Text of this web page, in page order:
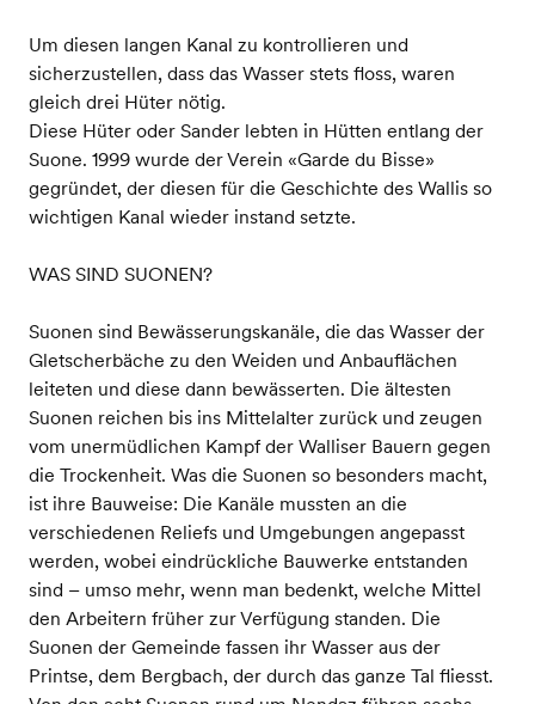
Um diesen langen Kanal zu kontrollieren und
sicherzustellen, dass das Wasser stets floss, waren
gleich drei Hüter nötig.
Diese Hüter oder Sander lebten in Hütten entlang der
Suone. 1999 wurde der Verein «Garde du Bisse»
gegründet, der diesen für die Geschichte des Wallis so
wichtigen Kanal wieder instand setzte.
WAS SIND SUONEN?
Suonen sind Bewässerungskanäle, die das Wasser der
Gletscherbäche zu den Weiden und Anbauflächen
leiteten und diese dann bewässerten. Die ältesten
Suonen reichen bis ins Mittelalter zurück und zeugen
vom unermüdlichen Kampf der Walliser Bauern gegen
die Trockenheit. Was die Suonen so besonders macht,
ist ihre Bauweise: Die Kanäle mussten an die
verschiedenen Reliefs und Umgebungen angepasst
werden, wobei eindrückliche Bauwerke entstanden
sind – umso mehr, wenn man bedenkt, welche Mittel
den Arbeitern früher zur Verfügung standen. Die
Suonen der Gemeinde fassen ihr Wasser aus der
Printse, dem Bergbach, der durch das ganze Tal fliesst.